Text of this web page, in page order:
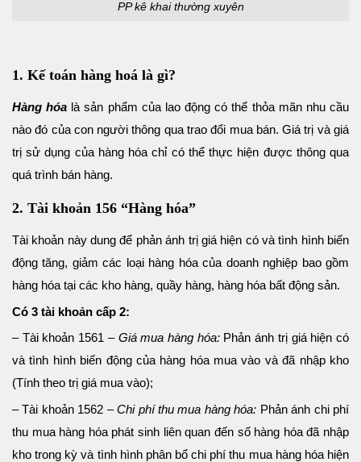
PP kê khai thường xuyên
1. Kế toán hàng hoá là gì?
Hàng hóa là sản phẩm của lao động có thể thỏa mãn nhu cầu
nào đó của con người thông qua trao đổi mua bán. Giá trị và giá
trị sử dụng của hàng hóa chỉ có thể thực hiện được thông qua
quá trình bán hàng.
2. Tài khoản 156 “Hàng hóa”
Tài khoản này dung để phản ánh trị giá hiện có và tình hình biến
động tăng, giảm các loại hàng hóa của doanh nghiệp bao gồm
hàng hóa tại các kho hàng, quầy hàng, hàng hóa bất động sản.
Có 3 tài khoản cấp 2:
– Tài khoản 1561 – Giá mua hàng hóa:Phản ánh trị giá hiện có
và tình hình biến động của hàng hóa mua vào và đã nhập kho
(Tính theo trị giá mua vào);
– Tài khoản 1562 –Chi phí thu mua hàng hóa: Phản ánh chi phí
thu mua hàng hóa phát sinh liên quan đến số hàng hóa đã nhập
kho trong kỳ và tình hình phân bổ chi phí thu mua hàng hóa hiện